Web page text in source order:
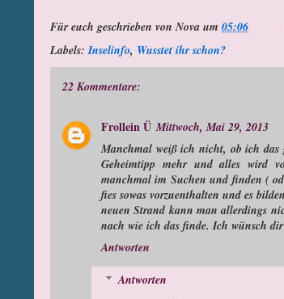
Für euch geschrieben vonNova um 05:06
Labels:Inselinfo, Wusstet ihr schon?
22 Kommentare:
Frollein Ü Mittwoch, Mai 29, 2013
Manchmal weiß ich nicht, ob ich
Geheimtipp mehr und alles wird
manchmal im Suchen und finden (
fies sowas vorzuenthalten und es
neuen Strand kann man allerdings
nach wie ich das finde. Ich wünsch
Antworten
Antworten